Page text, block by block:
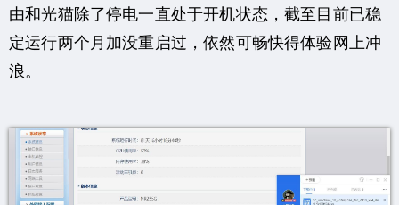
由和光猫除了停电一直处于开机状态，截至目前已稳
定运行两个月加没重启过，依然可畅快得体验网上冲
浪。